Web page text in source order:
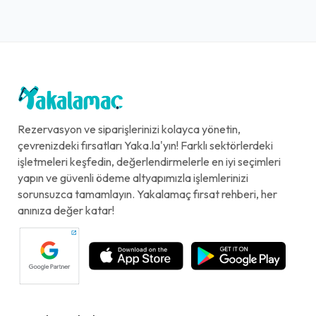
Rezervasyon ve siparişlerinizi kolayca yönetin,
çevrenizdeki fırsatları Yaka.la'yın! Farklı sektörlerdeki
işletmeleri keşfedin, değerlendirmelerle en iyi seçimleri
yapın ve güvenli ödeme altyapımızla işlemlerinizi
sorunsuzca tamamlayın. Yakalamaç fırsat rehberi, her
anınıza değer katar!